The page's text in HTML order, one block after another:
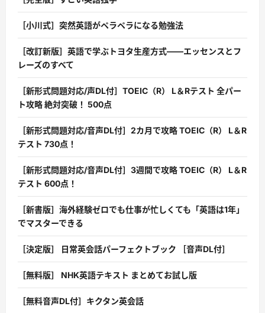
［小川式］突然英語がペラペラになる勉強法
［改訂新版］英語で学ぶトヨタ生産方式――エッセンスとフ
レーズのすべて
［新形式問題対応/声DL付］TOEIC（R） L＆Rテスト 全パー
ト攻略 絶対突破！ 500点
［新形式問題対応/音声DL付］2カ月で攻略 TOEIC（R） L＆R
テスト 730点！
［新形式問題対応/音声DL付］3週間で攻略 TOEIC（R） L＆R
テスト 600点！
［新書版］海外経験ゼロでも仕事が忙しくても「英語は1年」
でマスターできる
［決定版］ 日常英会話パーフェクトブック ［音声DL付］
［無料版］ NHK英語テキスト まとめてお試し版
［無料音声DL付］キクタン英会話